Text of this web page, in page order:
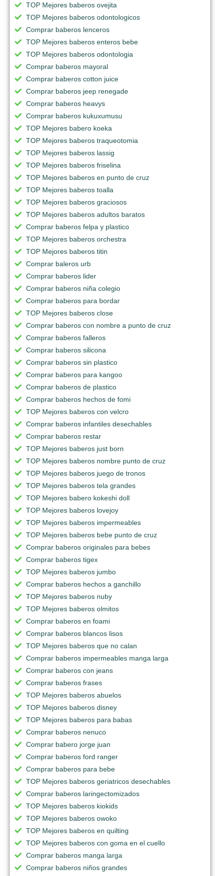
TOP Mejores baberos ovejita
TOP Mejores baberos odontologicos
Comprar baberos lenceros
TOP Mejores baberos enteros bebe
TOP Mejores baberos odontologia
Comprar baberos mayoral
Comprar baberos cotton juice
Comprar baberos jeep renegade
Comprar baberos heavys
Comprar baberos kukuxumusu
TOP Mejores babero koeka
TOP Mejores baberos traqueotomia
TOP Mejores baberos lassig
TOP Mejores baberos friselina
TOP Mejores baberos en punto de cruz
TOP Mejores baberos toalla
TOP Mejores baberos graciosos
TOP Mejores baberos adultos baratos
Comprar baberos felpa y plastico
TOP Mejores baberos orchestra
TOP Mejores baberos titin
Comprar baleros urb
Comprar baberos lider
Comprar baberos niña colegio
Comprar baberos para bordar
TOP Mejores baberos close
Comprar baberos con nombre a punto de cruz
Comprar baberos falleros
Comprar baberos silicona
Comprar baberos sin plastico
Comprar baberos para kangoo
Comprar baberos de plastico
Comprar baberos hechos de fomi
TOP Mejores baberos con velcro
Comprar baberos infantiles desechables
Comprar baberos restar
TOP Mejores baberos just born
TOP Mejores baberos nombre punto de cruz
TOP Mejores baberos juego de tronos
TOP Mejores baberos tela grandes
TOP Mejores babero kokeshi doll
TOP Mejores baberos lovejoy
TOP Mejores baberos impermeables
TOP Mejores baberos bebe punto de cruz
Comprar baberos originales para bebes
Comprar baberos tigex
TOP Mejores baberos jumbo
Comprar baberos hechos a ganchillo
TOP Mejores baberos nuby
TOP Mejores baberos olmitos
Comprar baberos en foami
Comprar baberos blancos lisos
TOP Mejores baberos que no calan
Comprar baberos impermeables manga larga
Comprar baberos con jeans
Comprar baberos frases
TOP Mejores baberos abuelos
TOP Mejores baberos disney
TOP Mejores baberos para babas
Comprar baberos nenuco
Comprar babero jorge juan
Comprar baberos ford ranger
Comprar baberos para bebe
TOP Mejores baberos geriatricos desechables
Comprar baberos laringectomizados
TOP Mejores baberos kiokids
TOP Mejores baberos owoko
TOP Mejores baberos en quilting
TOP Mejores baberos con goma en el cuello
Comprar baberos manga larga
Comprar baberos niños grandes